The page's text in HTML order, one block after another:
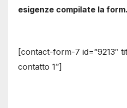
esigenze compilate la form.
[contact-form-7 id=”9213″
contatto 1″]